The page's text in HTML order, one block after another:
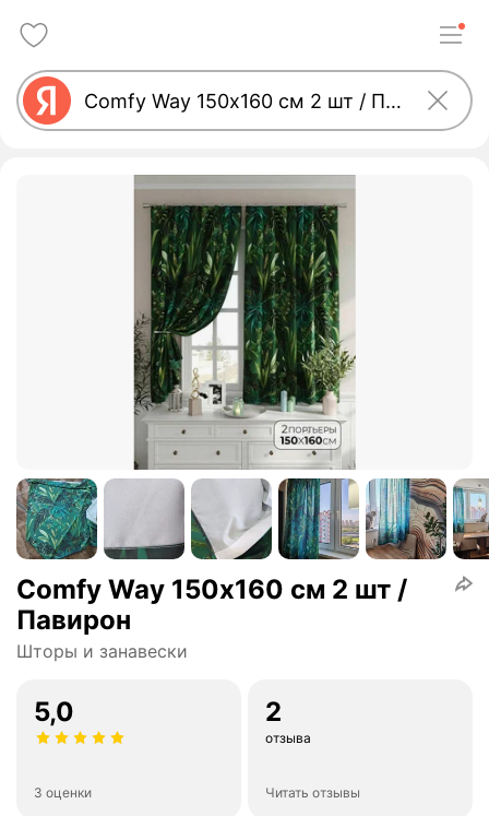
Comfy Way 150х160 см 2 шт /
Павирон
Шторы и занавески
5,0
3 оценки
2
отзыва
Читать отзывы